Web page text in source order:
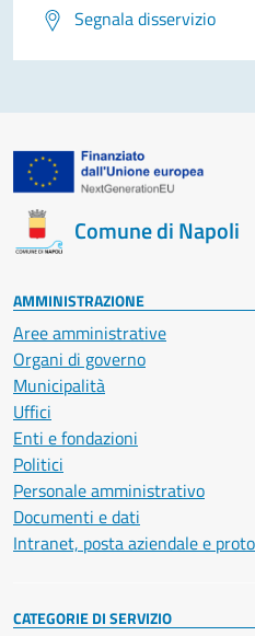
Segnala disservizio
Comune di Napoli
AMMINISTRAZIONE
Aree amministrative
Organi di governo
Municipalità
Uffici
Enti e fondazioni
Politici
Personale amministrativo
Documenti e dati
Intranet, posta aziendale e
CATEGORIE DI SERVIZIO